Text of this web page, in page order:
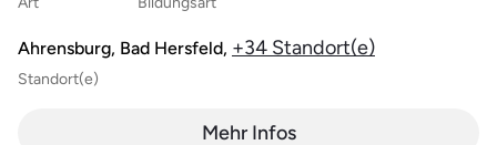
Ahrensburg, Bad Hersfeld, +34 Standort(e)
Standort(e)
Mehr Infos